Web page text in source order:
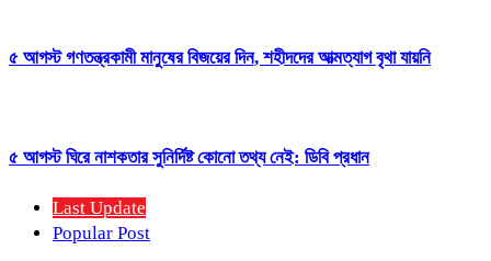
৫ আগস্ট গণতন্ত্রকামী মানুষের বিজয়ের দিন, শহীদদের আত্মত্যাগ বৃথা যায়নি
৫ আগস্ট ঘিরে নাশকতার সুনির্দিষ্ট কোনো তথ্য নেই: ডিবি প্রধান
Last Update
Popular Post